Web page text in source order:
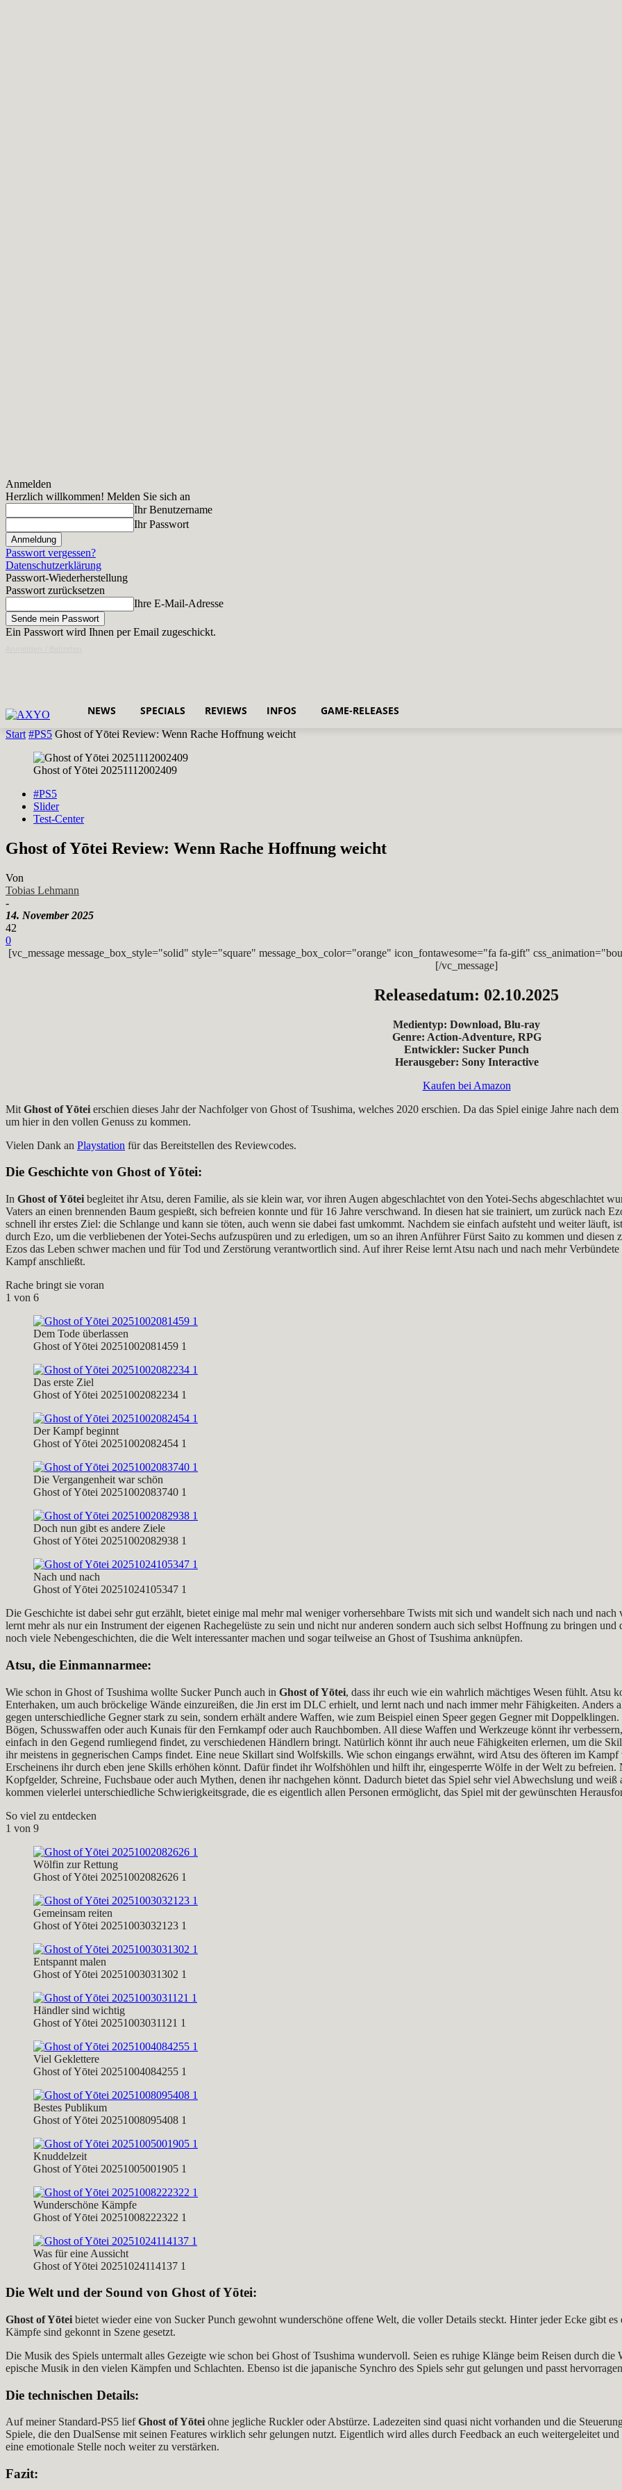
Anmelden
Herzlich willkommen! Melden Sie sich an
Ihr Benutzername
Ihr Passwort
Passwort vergessen?
Datenschutzerklärung
Passwort-Wiederherstellung
Passwort zurücksetzen
Ihre E-Mail-Adresse
Ein Passwort wird Ihnen per Email zugeschickt.
NEWS SPECIALS REVIEWS INFOS GAME-RELEASES
Start #PS5 Ghost of Yōtei Review: Wenn Rache Hoffnung weicht
Ghost of Yōtei 20251112002409
#PS5
Slider
Test-Center
Ghost of Yōtei Review: Wenn Rache Hoffnung weicht
Von
Tobias Lehmann
-
14. November 2025
42
0
[vc_message message_box_style="solid" style="square" message_box_color="orange" icon_fontawesome="fa fa-gift"
[/vc_message]
Releasedatum: 02.10.2025
Medientyp: Download, Blu-ray
Genre: Action-Adventure, RPG
Entwickler: Sucker Punch
Herausgeber: Sony Interactive
Kaufen bei Amazon
Mit Ghost of Yōtei erschien dieses Jahr der Nachfolger von Ghost of Tsushima, welches 2020 erschien. Da das Spiel einige Jahre nach
um hier in den vollen Genuss zu kommen.
Vielen Dank an Playstation für das Bereitstellen des Reviewcodes.
Die Geschichte von Ghost of Yōtei:
In Ghost of Yōtei begleitet ihr Atsu, deren Familie, als sie klein war, vor ihren Augen abgeschlachtet von den Yotei-Sechs abgeschlachtet
Vaters an einen brennenden Baum gespießt, sich befreien konnte und für 16 Jahre verschwand. In diesen hat sie trainiert, um zurück nach
schnell ihr erstes Ziel: die Schlange und kann sie töten, auch wenn sie dabei fast umkommt. Nachdem sie einfach aufsteht und weiter läuft,
durch Ezo, um die verbliebenen der Yotei-Sechs aufzuspüren und zu erledigen, um so an ihren Anführer Fürst Saito zu kommen und diesen
Ezos das Leben schwer machen und für Tod und Zerstörung verantwortlich sind. Auf ihrer Reise lernt Atsu nach und nach mehr
Kampf anschließt.
Rache bringt sie voran
1 von 6
Dem Tode überlassen
Ghost of Yōtei 20251002081459 1
Das erste Ziel
Ghost of Yōtei 20251002082234 1
Der Kampf beginnt
Ghost of Yōtei 20251002082454 1
Die Vergangenheit war schön
Ghost of Yōtei 20251002083740 1
Doch nun gibt es andere Ziele
Ghost of Yōtei 20251002082938 1
Nach und nach
Ghost of Yōtei 20251024105347 1
Die Geschichte ist dabei sehr gut erzählt, bietet einige mal mehr mal weniger vorhersehbare Twists mit sich und wandelt sich nach und
lernt mehr als nur ein Instrument der eigenen Rachegelüste zu sein und nicht nur anderen sondern auch sich selbst Hoffnung zu bringen
noch viele Nebengeschichten, die die Welt interessanter machen und sogar teilweise an Ghost of Tsushima anknüpfen.
Atsu, die Einmannarmee:
Wie schon in Ghost of Tsushima wollte Sucker Punch auch in Ghost of Yōtei, dass ihr euch wie ein wahrlich mächtiges Wesen fühlt. Atsu
Enterhaken, um auch bröckelige Wände einzureißen, die Jin erst im DLC erhielt, und lernt nach und nach immer mehr Fähigkeiten. Anders
gegen unterschiedliche Gegner stark zu sein, sondern erhält andere Waffen, wie zum Beispiel einen Speer gegen Gegner mit
Bögen, Schusswaffen oder auch Kunais für den Fernkampf oder auch Rauchbomben. All diese Waffen und Werkzeuge könnt ihr
einfach in den Gegend rumliegend findet, zu verschiedenen Händlern bringt. Natürlich könnt ihr auch neue Fähigkeiten erlernen, um die
ihr meistens in gegnerischen Camps findet. Eine neue Skillart sind Wolfskills. Wie schon eingangs erwähnt, wird Atsu des öfteren im
Erscheinens ihr durch eben jene Skills erhöhen könnt. Dafür findet ihr Wolfshöhlen und hilft ihr, eingesperrte Wölfe in der Welt zu
Kopfgelder, Schreine, Fuchsbaue oder auch Mythen, denen ihr nachgehen könnt. Dadurch bietet das Spiel sehr viel Abwechslung und
kommen vielerlei unterschiedliche Schwierigkeitsgrade, die es eigentlich allen Personen ermöglicht, das Spiel mit der gewünschten
So viel zu entdecken
1 von 9
Wölfin zur Rettung
Ghost of Yōtei 20251002082626 1
Gemeinsam reiten
Ghost of Yōtei 20251003032123 1
Entspannt malen
Ghost of Yōtei 20251003031302 1
Händler sind wichtig
Ghost of Yōtei 20251003031121 1
Viel Geklettere
Ghost of Yōtei 20251004084255 1
Bestes Publikum
Ghost of Yōtei 20251008095408 1
Knuddelzeit
Ghost of Yōtei 20251005001905 1
Wunderschöne Kämpfe
Ghost of Yōtei 20251008222322 1
Was für eine Aussicht
Ghost of Yōtei 20251024114137 1
Die Welt und der Sound von Ghost of Yōtei:
Ghost of Yōtei bietet wieder eine von Sucker Punch gewohnt wunderschöne offene Welt, die voller Details steckt. Hinter jeder Ecke gibt
Kämpfe sind gekonnt in Szene gesetzt.
Die Musik des Spiels untermalt alles Gezeigte wie schon bei Ghost of Tsushima wundervoll. Seien es ruhige Klänge beim Reisen durch
epische Musik in den vielen Kämpfen und Schlachten. Ebenso ist die japanische Synchro des Spiels sehr gut gelungen und passt
Die technischen Details:
Auf meiner Standard-PS5 liefGhost of Yōtei ohne jegliche Ruckler oder Abstürze. Ladezeiten sind quasi nicht vorhanden und die
Spiele, die den DualSense mit seinen Features wirklich sehr gelungen nutzt. Eigentlich wird alles durch Feedback an euch weitergeleitet
eine emotionale Stelle noch weiter zu verstärken.
Fazit: